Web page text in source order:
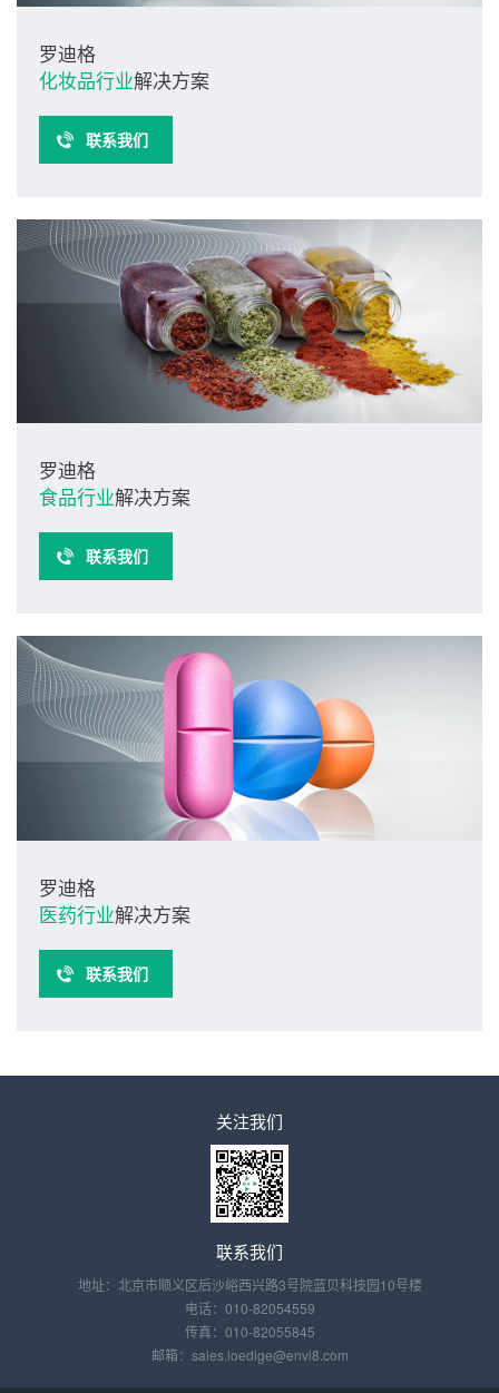
罗迪格
化妆品行业解决方案
联系我们
罗迪格
食品行业解决方案
联系我们
罗迪格
医药行业解决方案
联系我们
关注我们
联系我们
地址：北京市顺义区后沙峪西兴路3号院蓝贝科技园10号楼
电话：010-82054559
传真：010-82055845
邮箱：sales.loedige@envi8.com